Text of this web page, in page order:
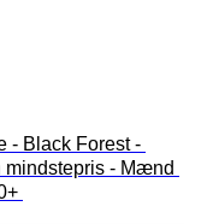
- Black Forest -
mindstepris - Mænd